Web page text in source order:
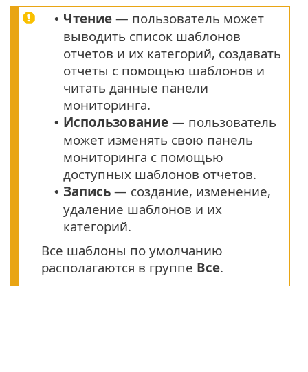
• Чтение — пользователь может
выводить список шаблонов
отчетов и их категорий, создавать
отчеты с помощью шаблонов и
читать данные панели
мониторинга.
• Использование — пользователь
может изменять свою панель
мониторинга с помощью
доступных шаблонов отчетов.
• Запись — создание, изменение,
удаление шаблонов и их
категорий.
Все шаблоны по умолчанию
располагаются в группе Все.